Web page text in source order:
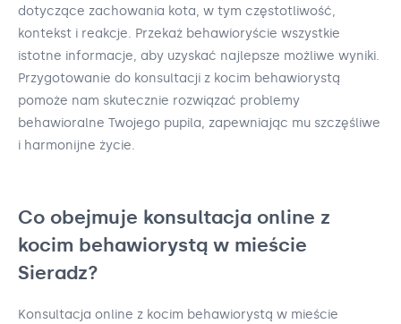
dotyczące zachowania kota, w tym częstotliwość,
kontekst i reakcje. Przekaż behawioryście wszystkie
istotne informacje, aby uzyskać najlepsze możliwe wyniki.
Przygotowanie do konsultacji z kocim behawiorystą
pomoże nam skutecznie rozwiązać problemy
behawioralne Twojego pupila, zapewniając mu szczęśliwe
i harmonijne życie.
Co obejmuje konsultacja online z
kocim behawiorystą w mieście
Sieradz?
Konsultacja online z kocim behawiorystą w mieście